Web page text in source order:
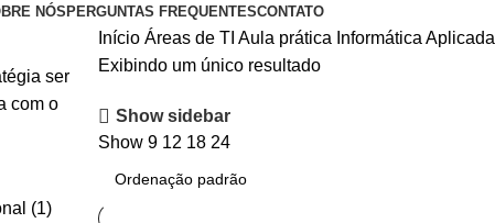
NÓS PERGUNTAS FREQUENTESCONTATO
ser
com o
1
Início Áreas de TI Aula prática Informática Aplicada
Exibindo um único resultado
Show sidebar
Show 9 12 18 24